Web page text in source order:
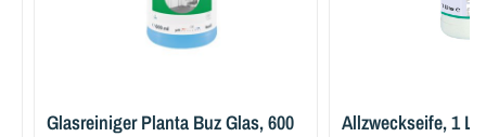
Glasreiniger Planta Buz Glas, 600
Allzweckseife, 1 Liter